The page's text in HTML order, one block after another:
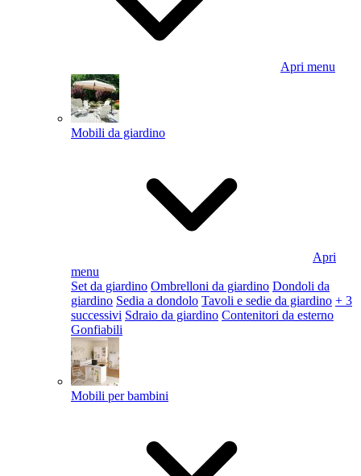
Apri menu
Mobili da giardino
Apri
menu
Set da giardino Ombrelloni da giardino Dondoli da
giardino Sedia a dondolo Tavoli e sedie da giardino + 3
successivi Sdraio da giardino Contenitori da esterno
Gonfiabili
Mobili per bambini